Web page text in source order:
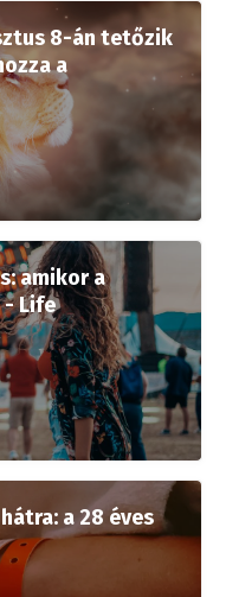
8-án tetőzik
a
amikor a
- Life
a 28 éves